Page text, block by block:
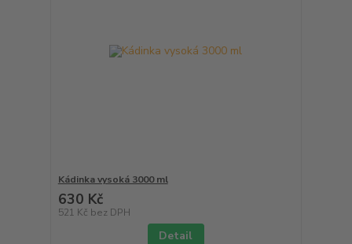
Kádinka vysoká 3000 ml
630 Kč
521 Kč bez DPH
Detail